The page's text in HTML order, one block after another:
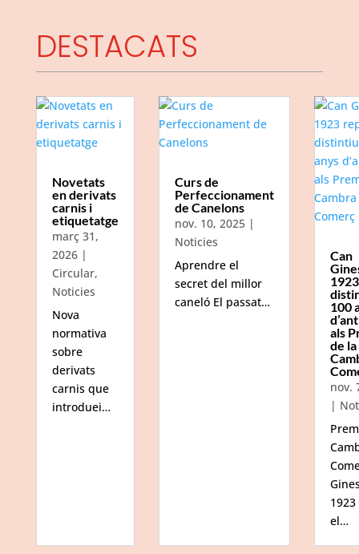
DESTACATS
Novetats
en derivats
carnis i
etiquetatge
març 31,
2026|
Circular,
Noticies
Nova
normativa
sobre
derivats
carnis que
introduei…
Curs de
Perfeccionament
de Canelons
nov. 10, 2025|
Noticies
Aprendre el
secret del millor
caneló El passat…
Can
100
als
de la
nov.
|
el…